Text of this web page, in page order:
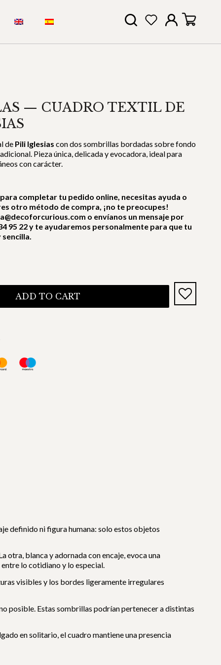
— CUADRO TEXTIL DE
de Pili Iglesias con dos sombrillas bordadas sobre fondo
Pieza única, delicada y evocadora, ideal para
con carácter.
completar tu pedido online, necesitas ayuda o
otro método de compra, ¡no te preocupes!
o envíanos un mensaje por
95 22 y te ayudaremos personalmente para que tu
ADD TO CART
definido ni figura humana: solo estos objetos
otra, blanca y adornada con encaje, evoca una
lo cotidiano y lo especial.
visibles y los bordes ligeramente irregulares
posible. Estas sombrillas podrían pertenecer a distintas
en solitario, el cuadro mantiene una presencia